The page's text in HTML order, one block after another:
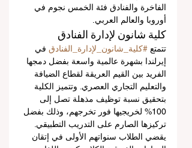
الفاخرة والفنادق فئة الخمس نجوم في
أوروبا والعالم العربي.
كلية شانون لإدارة الفنادق
تتمتع #كلية_شانون_لإدارة_الفنادق في
إيرلندا بشهرة عالمية واسعة بفضل دمجها
الفريد بين القيم العريقة لقطاع الضيافة
والتعليم التجاري العصري. وتتميز الكلية
بتحقيق نسبة توظيف مذهلة تصل إلى
100% لخريجيها فور تخرجهم، وذلك بفضل
تركيزها الصارم على التدريب التطبيقي.
يقضي الطلاب سنواتهم الأولى في إتقان